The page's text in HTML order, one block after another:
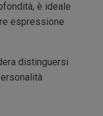
è ideale
espressione
distinguersi